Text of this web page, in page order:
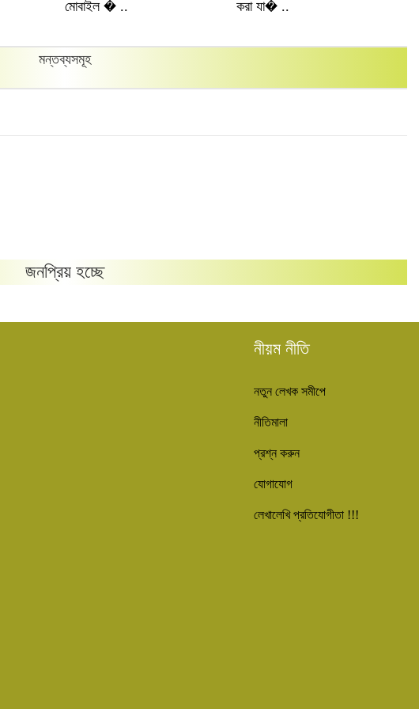
মোবাইল � ..
করা যা� ..
মন্তব্যসমূহ
জনপ্রিয় হচ্ছে
নীয়ম নীতি
নতুন লেখক সমীপে
নীতিমালা
প্রশ্ন করুন
যোগাযোগ
লেখালেখি প্রতিযোগীতা !!!